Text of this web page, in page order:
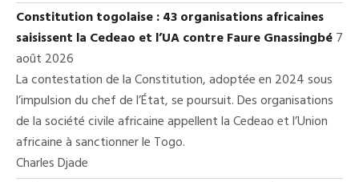
Constitution togolaise : 43 organisations africaines
saisissent la Cedeao et l’UA contre Faure Gnassingbé7
août 2026
La contestation de la Constitution, adoptée en 2024 sous
l’impulsion du chef de l’État, se poursuit. Des organisations
de la société civile africaine appellent la Cedeao et l’Union
africaine à sanctionner le Togo.
Charles Djade